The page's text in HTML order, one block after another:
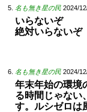
名も無き星の民 2024/
いらないぞ
絶対いらないぞ
名も無き星の民 2024/
年末年始の環境
る時間じゃない
す。ルシゼロは